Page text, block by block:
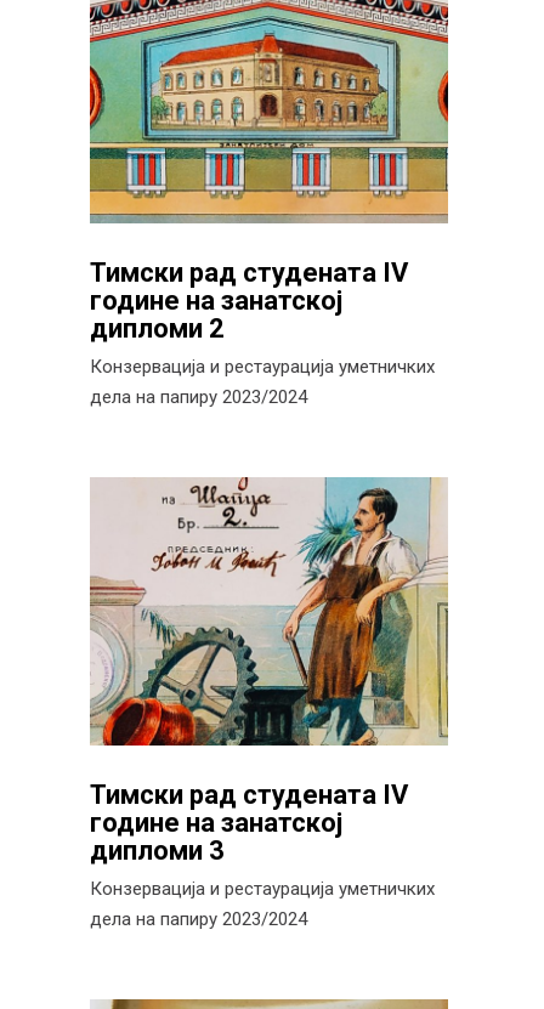
Тимски рад студената IV
године на занатској
дипломи 2
Конзервација и рестаурација уметничких
дела на папиру 2023/2024
Тимски рад студената IV
године на занатској
дипломи 3
Конзервација и рестаурација уметничких
дела на папиру 2023/2024